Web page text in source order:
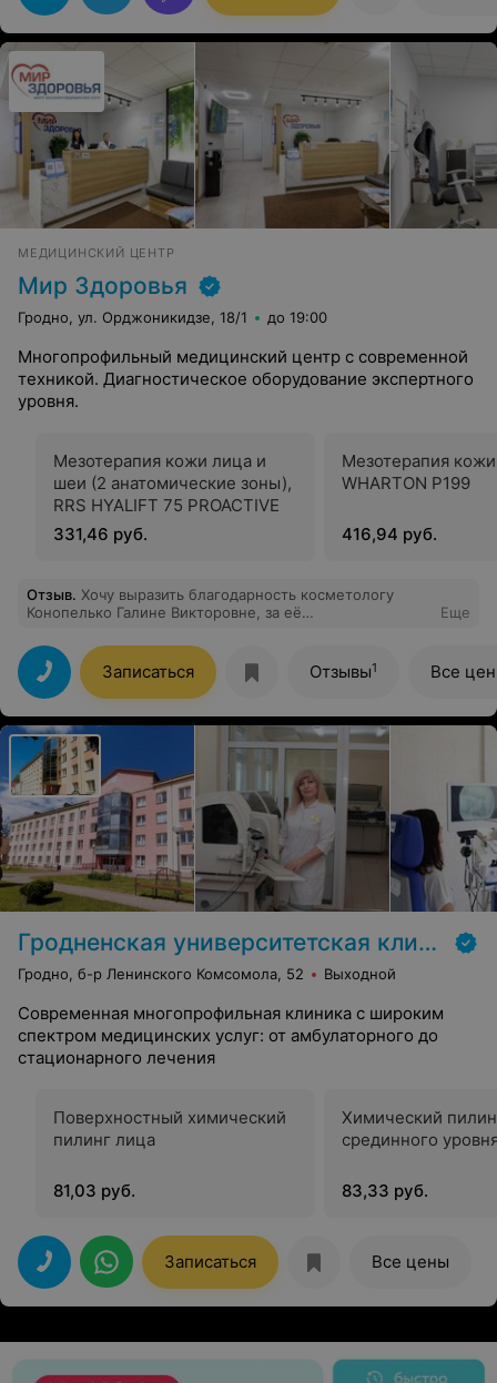
МЕДИЦИНСКИЙ ЦЕНТР
Мир Здоровья
Гродно, ул. Орджоникидзе, 18/1 до 19:00
Многопрофильный медицинский центр с современной
техникой. Диагностическое оборудование экспертного
уровня.
Мезотерапия кожи лица и
шеи (2 анатомические зоны),
RRS HYALIFT 75 PROACTIVE
331,46 руб.
Мезотерапия
WHARTON P199
416,94 руб.
Отзыв. Хочу выразить благодарность косметологу
Конопелько Галине Викторовне, за её
Еще
Записаться Отзывы1 Все
Гродненская университетская клиника
Гродно, б-р Ленинского Комсомола, 52 Выходной
Современная многопрофильная клиника с широким
спектром медицинских услуг: от амбулаторного до
стационарного лечения
Поверхностный химический
пилинг лица
81,03 руб.
Химический
срединного
83,33 руб.
Записаться Все цены